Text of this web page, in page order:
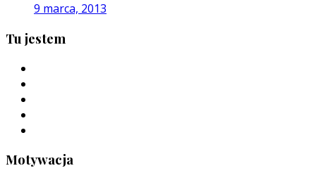
9 marca, 2013
Tu jestem
Motywacja